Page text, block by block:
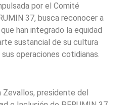
por el Comité
37, busca reconocer a
han integrado la equidad
sustancial de su cultura
operaciones cotidianas.
Zevallos, presidente del